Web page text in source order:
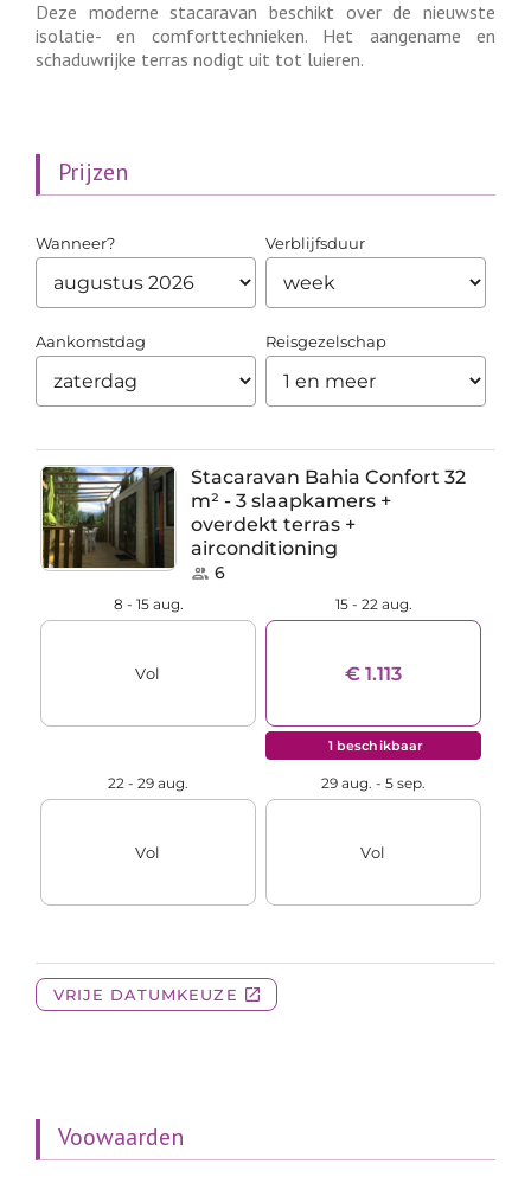
Deze moderne stacaravan beschikt over de nieuwste
isolatie- en comforttechnieken. Het aangename en
schaduwrijke terras nodigt uit tot luieren.
Prijzen
Voowaarden